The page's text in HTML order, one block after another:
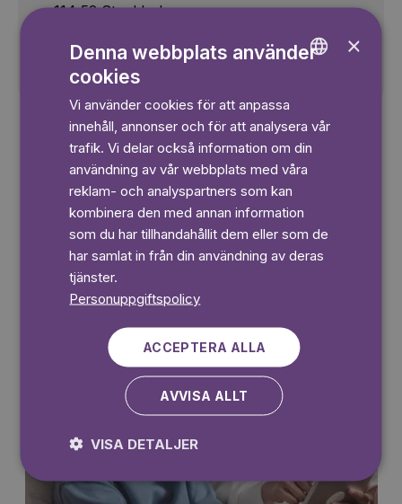
114 52 Stockholm
kontakt@lylli.se
Tips och
inspiration
×
Denna webbplats använder
cookies
Vi använder cookies för att anpassa
innehåll, annonser och för att analysera vår
trafik. Vi delar också information om din
användning av vår webbplats med våra
reklam- och analyspartners som kan
kombinera den med annan information
som du har tillhandahållit dem eller som de
har samlat in från din användning av deras
tjänster.
Personuppgiftspolicy
ACCEPTERA ALLA
AVVISA ALLT
VISA DETALJER